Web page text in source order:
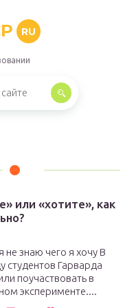
RU
или «хотите», как
не знаю чего я хочу В
студентов Гарварда
поучаствовать в
эксперименте....